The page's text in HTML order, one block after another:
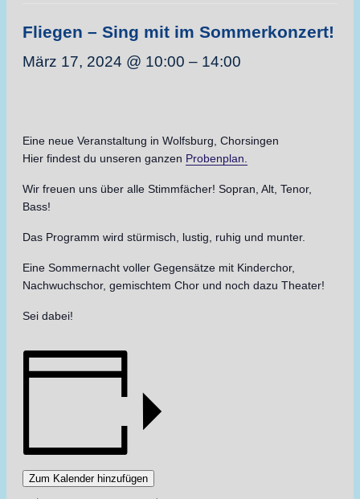
Fliegen – Sing mit im Sommerkonzert!
März 17, 2024 @ 10:00 – 14:00
Eine neue Veranstaltung in Wolfsburg, Chorsingen
Hier findest du unseren ganzen Probenplan.
Wir freuen uns über alle Stimmfächer! Sopran, Alt, Tenor,
Bass!
Das Programm wird stürmisch, lustig, ruhig und munter.
Eine Sommernacht voller Gegensätze mit Kinderchor,
Nachwuchschor, gemischtem Chor und noch dazu Theater!
Sei dabei!
Zum Kalender hinzufügen